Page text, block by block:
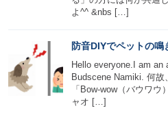
よ^^ &nbs […]
防音DIYでペットの鳴
Hello everyone.I am an
Budscene Namiki. 何
「Bow-wow（バウワウ
ャオ […]